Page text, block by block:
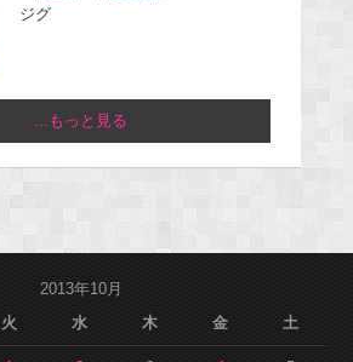
ジグ
...もっと見る
2013年10月
火 水 木 金 土